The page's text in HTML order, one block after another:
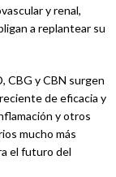
y renal,
a replantear su
CBG y CBN surgen
de eficacia y
y otros
mucho más
el futuro del